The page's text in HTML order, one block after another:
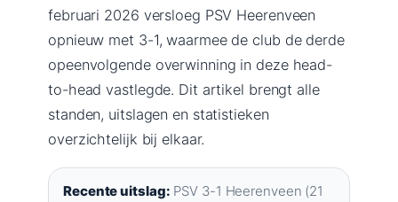
februari 2026 versloeg PSV Heerenveen
opnieuw met 3-1, waarmee de club de derde
opeenvolgende overwinning in deze head-
to-head vastlegde. Dit artikel brengt alle
standen, uitslagen en statistieken
overzichtelijk bij elkaar.
Recente uitslag: PSV 3-1 Heerenveen (21